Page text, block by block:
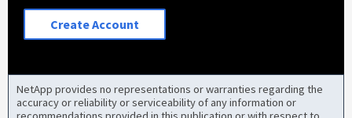
Create Account
NetApp provides no representations or warranties regarding the
accuracy or reliability or serviceability of any information or